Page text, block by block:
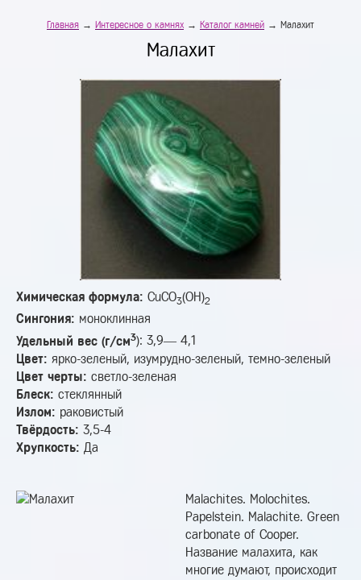
Главная → Интересное о камнях → Каталог камней → Малахит
Малахит
Химическая формула: СuСО3(ОН)2
Сингония: моноклинная
Удельный вес (г/см3): 3,9— 4,1
Цвет: ярко-зеленый, изумрудно-зеленый, темно-зеленый
Цвет черты: светло-зеленая
Блеск: стеклянный
Излом: раковистый
Твёрдость: 3,5-4
Хрупкость: Да
Malachites. Molochites.
Papelstein. Malachite. Green
carbonate of Cooper.
Название малахита, как
многие думают, происходит